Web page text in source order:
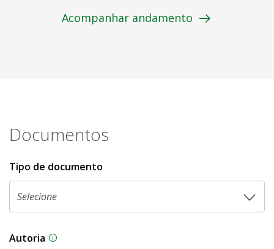
Acompanhar andamento
Documentos
Tipo de documento
Autoria As proposições legislativas na CLDF podem